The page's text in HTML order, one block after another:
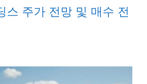
스 주가 전망 및 매수 전